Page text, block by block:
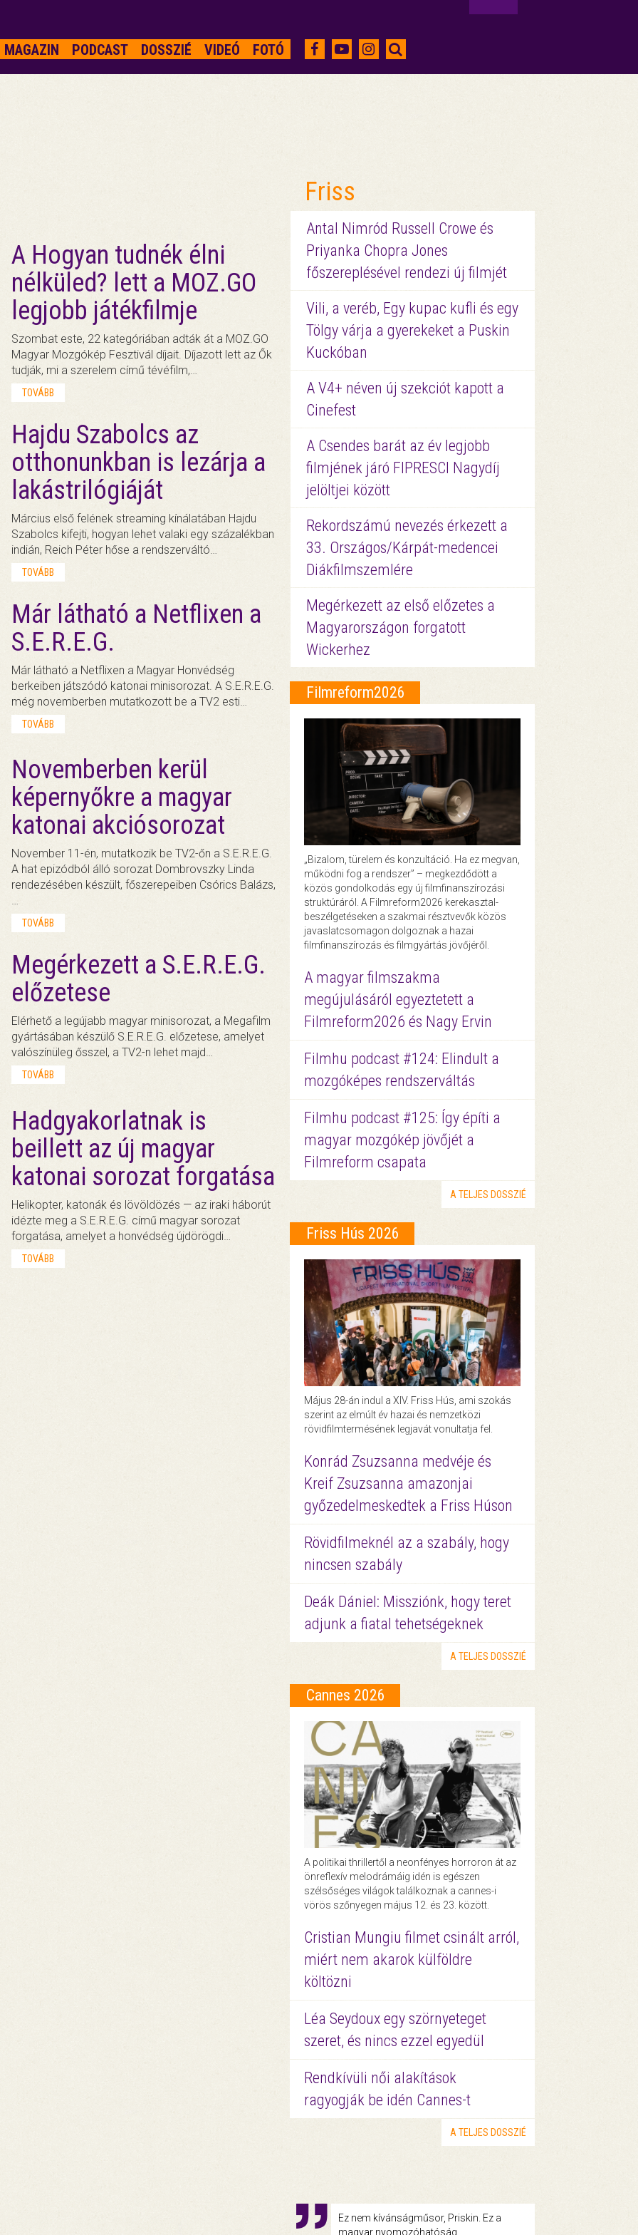
MAGAZIN PODCAST DOSSZIÉ VIDEÓ FOTÓ
A Hogyan tudnék élni
nélküled? lett a MOZ.GO
legjobb játékfilmje
Szombat este, 22 kategóriában adták át a MOZ.GO
Magyar Mozgókép Fesztivál díjait. Díjazott lett az Ők
tudják, mi a szerelem című tévéfilm,…
TOVÁBB
Hajdu Szabolcs az
otthonunkban is lezárja a
lakástrilógiáját
Március első felének streaming kínálatában Hajdu
Szabolcs kifejti, hogyan lehet valaki egy százalékban
indián, Reich Péter hőse a rendszerváltó…
TOVÁBB
Már látható a Netflixen a
S.E.R.E.G.
Már látható a Netflixen a Magyar Honvédség
berkeiben játszódó katonai minisorozat. A S.E.R.E.G.
még novemberben mutatkozott be a TV2 esti…
TOVÁBB
Novemberben kerül
képernyőkre a magyar
katonai akciósorozat
November 11-én, mutatkozik be TV2-őn a S.E.R.E.G.
A hat epizódból álló sorozat Dombrovszky Linda
rendezésében készült, főszerepeiben Csórics Balázs,
…
TOVÁBB
Megérkezett a S.E.R.E.G.
előzetese
Elérhető a legújabb magyar minisorozat, a Megafilm
gyártásában készülő S.E.R.E.G. előzetese, amelyet
valószínüleg ősszel, a TV2-n lehet majd…
TOVÁBB
Hadgyakorlatnak is
beillett az új magyar
katonai sorozat forgatása
Helikopter, katonák és lövöldözés — az iraki háborút
idézte meg a S.E.R.E.G. című magyar sorozat
forgatása, amelyet a honvédség újdörögdi…
TOVÁBB
Friss
Antal Nimród Russell Crowe és
Priyanka Chopra Jones
főszereplésével rendezi új filmjét
Vili, a veréb, Egy kupac kufli és egy
Tölgy várja a gyerekeket a Puskin
Kuckóban
A V4+ néven új szekciót kapott a
Cinefest
A Csendes barát az év legjobb
filmjének járó FIPRESCI Nagydíj
jelöltjei között
Rekordszámú nevezés érkezett a
33. Országos/Kárpát-medencei
Diákfilmszemlére
Megérkezett az első előzetes a
Magyarországon forgatott
Wickerhez
Filmreform2026
„Bizalom, türelem és konzultáció. Ha ez megvan,
működni fog a rendszer” – megkezdődött a
közös gondolkodás egy új filmfinanszírozási
struktúráról. A Filmreform2026 kerekasztal-
beszélgetéseken a szakmai résztvevők közös
javaslatcsomagon dolgoznak a hazai
filmfinanszírozás és filmgyártás jövőjéről.
A magyar filmszakma
megújulásáról egyeztetett a
Filmreform2026 és Nagy Ervin
Filmhu podcast #124: Elindult a
mozgóképes rendszerváltás
Filmhu podcast #125: Így építi a
magyar mozgókép jövőjét a
Filmreform csapata
A TELJES DOSSZIÉ
Friss Hús 2026
Május 28-án indul a XIV. Friss Hús, ami szokás
szerint az elmúlt év hazai és nemzetközi
rövidfilmtermésének legjavát vonultatja fel.
Konrád Zsuzsanna medvéje és
Kreif Zsuzsanna amazonjai
győzedelmeskedtek a Friss Húson
Rövidfilmeknél az a szabály, hogy
nincsen szabály
Deák Dániel: Missziónk, hogy teret
adjunk a fiatal tehetségeknek
A TELJES DOSSZIÉ
Cannes 2026
A politikai thrillertől a neonfényes horroron át az
önreflexív melodrámáig idén is egészen
szélsőséges világok találkoznak a cannes-i
vörös szőnyegen május 12. és 23. között.
Cristian Mungiu filmet csinált arról,
miért nem akarok külföldre
költözni
Léa Seydoux egy szörnyeteget
szeret, és nincs ezzel egyedül
Rendkívüli női alakítások
ragyogják be idén Cannes-t
A TELJES DOSSZIÉ
Ez nem kívánságműsor, Priskin. Ez a
magyar nyomozóhatóság.